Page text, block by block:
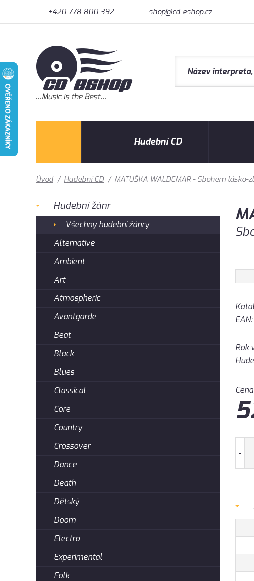
+420 778 800 392 shop@cd-eshop.cz
Hudební CD
Úvod / Hudební CD / MATUŠKA WALDEMAR - Sbohem lásko-
EAN:
Rok
Cena
-
Hudební žánr
Všechny hudební žánry
Alternative
Ambient
Art
Atmospheric
Avantgarde
Beat
Black
Blues
Classical
Core
Country
Crossover
Dance
Death
Dětský
Doom
Electro
Experimental
Folk